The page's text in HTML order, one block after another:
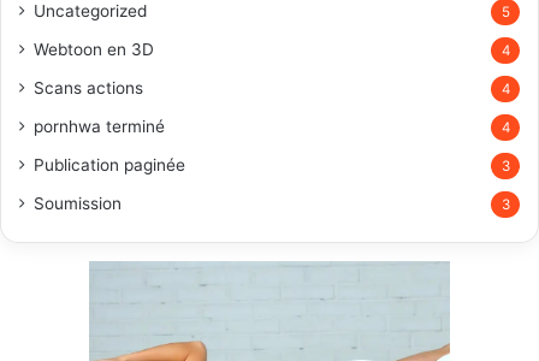
Uncategorized 5
Webtoon en 3D 4
Scans actions 4
pornhwa terminé 4
Publication paginée 3
Soumission 3